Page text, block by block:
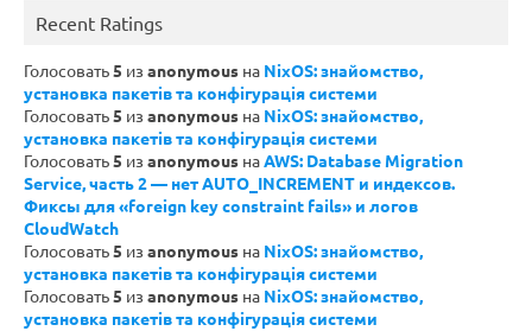
Recent Ratings
Голосовать5 из anonymous на NixOS: знайомство,
установка пакетів та конфігурація системи
Голосовать5 из anonymous на NixOS: знайомство,
установка пакетів та конфігурація системи
Голосовать5 из anonymous наAWS: Database Migration
Service, часть 2 — нет AUTO_INCREMENT и индексов.
Фиксы для «foreign key constraint fails» и логов
CloudWatch
Голосовать5 из anonymous на NixOS: знайомство,
установка пакетів та конфігурація системи
Голосовать5 из anonymous на NixOS: знайомство,
установка пакетів та конфігурація системи